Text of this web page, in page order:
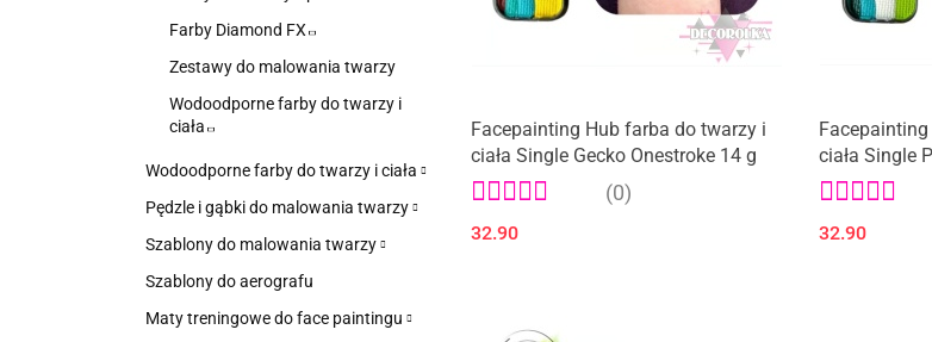
Farby Diamond FX
Zestawy do malowania twarzy
Wodoodporne farby do twarzy i
ciała
Wodoodporne farby do twarzy i ciała
Pędzle i gąbki do malowania twarzy
Szablony do malowania twarzy
Szablony do aerografu
Maty treningowe do face paintingu
Facepainting Hub farba do twarzy i
ciała Single Gecko Onestroke 14 g
(0)
32.90
ciała Single
32.90